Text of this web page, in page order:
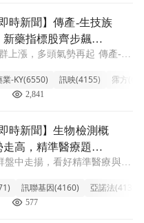
-生技族群買氣旺盛，新藥
即時新聞】傳產-生技族
藥指標股齊步飆
研發成果
上漲，多頭氣勢再起 傳產-生
勁。盤面上包括國邑*、藥華
-KY等新藥概念股紛紛攻上漲
-KY(6550) 訊映(4155) 霈方
2,841
檢測概念股盤中逆勢走高
即時新聞】生物檢測概
高，精準醫療題材
盤中走揚，看好精準醫療與預
氣勢，類股漲幅達2.50%。
的漲幅領軍，浩泰、瑞基也
訊聯基因(4160) 亞諾法(4133)
577